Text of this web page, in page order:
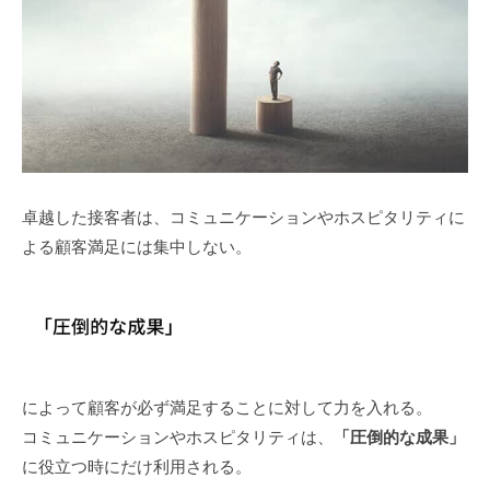
卓越した接客者は、コミュニケーションやホスピタリティに
よる顧客満足には集中しない。
によって顧客が必ず満足することに対して力を入れる。
コミュニケーションやホスピタリティは、
「圧倒的な成果」
に役立つ時にだけ利用される。